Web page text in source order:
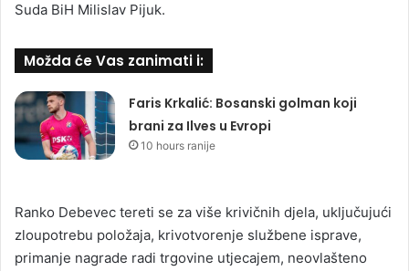
Suda BiH Milislav Pijuk.
Možda će Vas zanimati i:
Faris Krkalić: Bosanski golman koji
brani za Ilves u Evropi
10 hours ranije
Ranko Debevec tereti se za više krivičnih djela, uključujući
zloupotrebu položaja, krivotvorenje službene isprave,
primanje nagrade radi trgovine utjecajem, neovlašteno